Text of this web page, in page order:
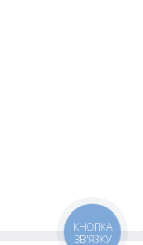
КНОПКА
ЗВ'ЯЗКУ